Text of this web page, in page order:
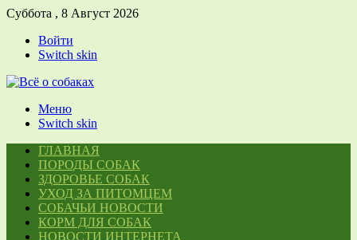
Суббота , 8 Август 2026
Войти
Switch skin
Меню
Switch skin
ГЛАВНАЯ
ПОРОДЫ СОБАК
ЗДОРОВЬЕ СОБАК
УХОД ЗА ПИТОМЦЕМ
СОБАЧЬИ НОВОСТИ
КОРМ ДЛЯ СОБАК
НОВОСТИ ИНТЕРНЕТА